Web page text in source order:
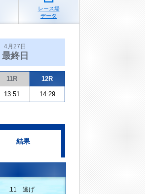
レース場
データ
4月27日
最終日
11R 12R
13:51 14:29
結果
.11 逃げ